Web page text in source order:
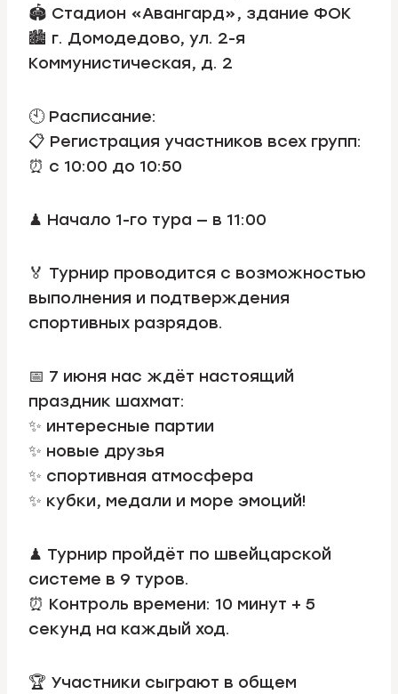
🏟 Стадион «Авангард», здание ФОК
🏙 г. Домодедово, ул. 2-я
Коммунистическая, д. 2
🕙 Расписание:
📋 Регистрация участников всех групп:
⏰ с 10:00 до 10:50
♟ Начало 1-го тура — в 11:00
🏅 Турнир проводится с возможностью
выполнения и подтверждения
спортивных разрядов.
📅 7 июня нас ждёт настоящий
праздник шахмат:
✨ интересные партии
✨ новые друзья
✨ спортивная атмосфера
✨ кубки, медали и море эмоций!
♟ Турнир пройдёт по швейцарской
системе в 9 туров.
⏰ Контроль времени: 10 минут + 5
секунд на каждый ход.
🏆 Участники сыграют в общем